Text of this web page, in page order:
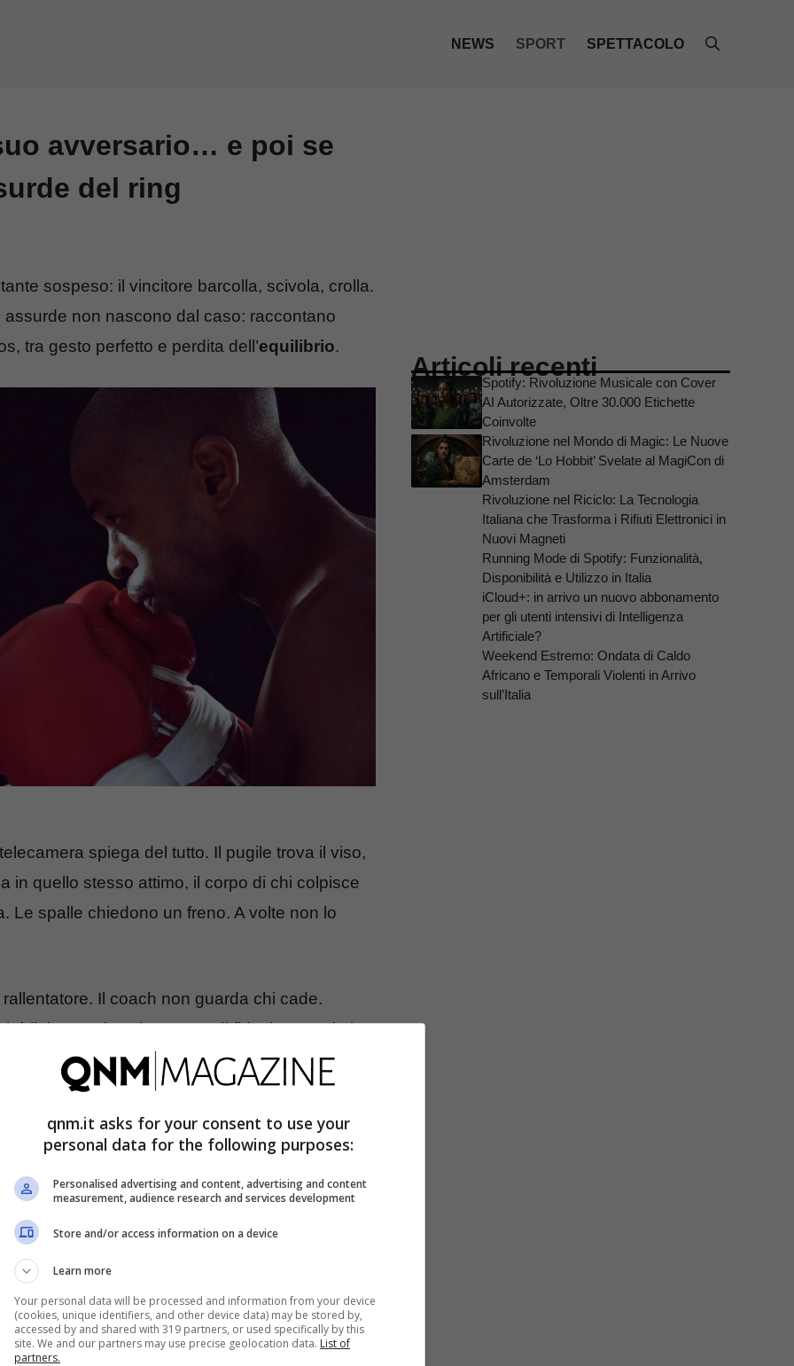
NEWS SPORT SPETTACOLO
avversario… e poi se
del ring
sospeso: il vincitore barcolla, scivola, crolla.
non nascono dal caso: raccontano
tra gesto perfetto e perdita dell’equilibrio.
spiega del tutto. Il pugile trova il viso,
in quello stesso attimo, il corpo di chi colpisce
Le spalle chiedono un freno. A volte non lo
Il coach non guarda chi cade.
il ring punisce l’eccesso di fiducia. Premia la
invisibile
intero. Anca, spalla, piede posteriore. È
un “muro” – il busto dell’avversario – quella
forza non trova resistenza. Il braccio resta
fuori dalla base d’appoggio. La fisica non fa
incontro.
Piede d’appoggio che resta piantato un
Articoli recenti
Spotify: Rivoluzione Musicale con Cover
AI Autorizzate, Oltre 30.000 Etichette
Coinvolte
Rivoluzione nel Mondo di Magic: Le Nuove
Carte de ‘Lo Hobbit’ Svelate al MagiCon di
Amsterdam
Rivoluzione nel Riciclo: La Tecnologia
Italiana che Trasforma i Rifiuti Elettronici in
Nuovi Magneti
Running Mode di Spotify: Funzionalità,
Disponibilità e Utilizzo in Italia
iCloud+: in arrivo un nuovo abbonamento
per gli utenti intensivi di Intelligenza
Artificiale?
Weekend Estremo: Ondata di Caldo
Africano e Temporali Violenti in Arrivo
sull’Italia
qnm.it asks for your consent to use your
personal data for the following purposes:
Personalised advertising and content, advertising and content
measurement, audience research and services development
Store and/or access information on a device
Learn more
Your personal data will be processed and information from your device
(cookies, unique identifiers, and other device data) may be stored by,
accessed by and shared with 319 partners, or used specifically by this
site. We and our partners may use precise geolocation data. List of
partners.